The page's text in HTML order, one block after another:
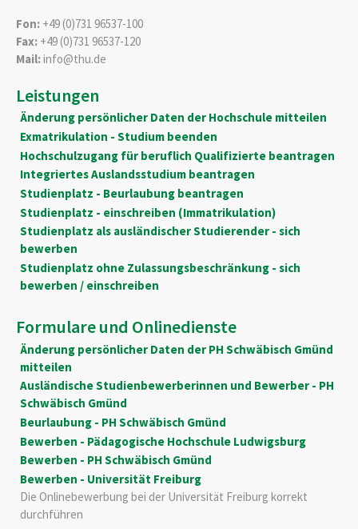
Fon: +49 (0)731 96537-100
Fax: +49 (0)731 96537-120
Mail: info@thu.de
Leistungen
Änderung persönlicher Daten der Hochschule mitteilen
Exmatrikulation - Studium beenden
Hochschulzugang für beruflich Qualifizierte beantragen
Integriertes Auslandsstudium beantragen
Studienplatz - Beurlaubung beantragen
Studienplatz - einschreiben (Immatrikulation)
Studienplatz als ausländischer Studierender - sich
bewerben
Studienplatz ohne Zulassungsbeschränkung - sich
bewerben / einschreiben
Formulare und Onlinedienste
Änderung persönlicher Daten der PH Schwäbisch Gmünd
mitteilen
Ausländische Studienbewerberinnen und Bewerber - PH
Schwäbisch Gmünd
Beurlaubung - PH Schwäbisch Gmünd
Bewerben - Pädagogische Hochschule Ludwigsburg
Bewerben - PH Schwäbisch Gmünd
Bewerben - Universität Freiburg
Die Onlinebewerbung bei der Universität Freiburg korrekt
durchführen